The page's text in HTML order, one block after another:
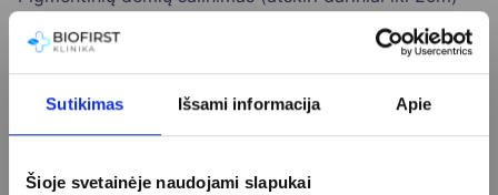
Sutikimas Išsami informacija Apie
Šioje svetainėje naudojami slapukai
Pigmentinių dėmių šalinimas dekoltė srityje 199 €
Pigmentinių dėmių šalinimas kaktos srityje 89 €
Pigmentinių dėmių šalinimas plaštakų srityje
99 €
Pilvo plaukų šalinimas moterims 65 €